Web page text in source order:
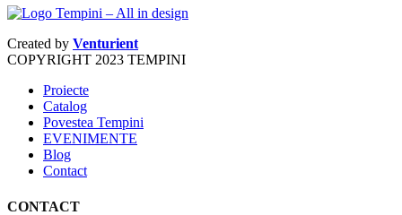
Created by Venturient
COPYRIGHT 2023 TEMPINI
Proiecte
Catalog
Povestea Tempini
EVENIMENTE
Blog
Contact
CONTACT